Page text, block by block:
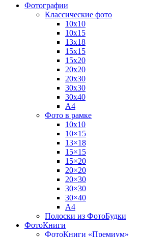
Фотографии
Классические фото
10х10
10х15
13х18
15х15
15х20
20х20
20х30
30х30
30х40
А4
Фото в рамке
10х10
10×15
13×18
15×15
15×20
20×20
20×30
30×30
30×40
A4
Полоски из ФотоБудки
ФотоКниги
ФотоКниги «Премиум»